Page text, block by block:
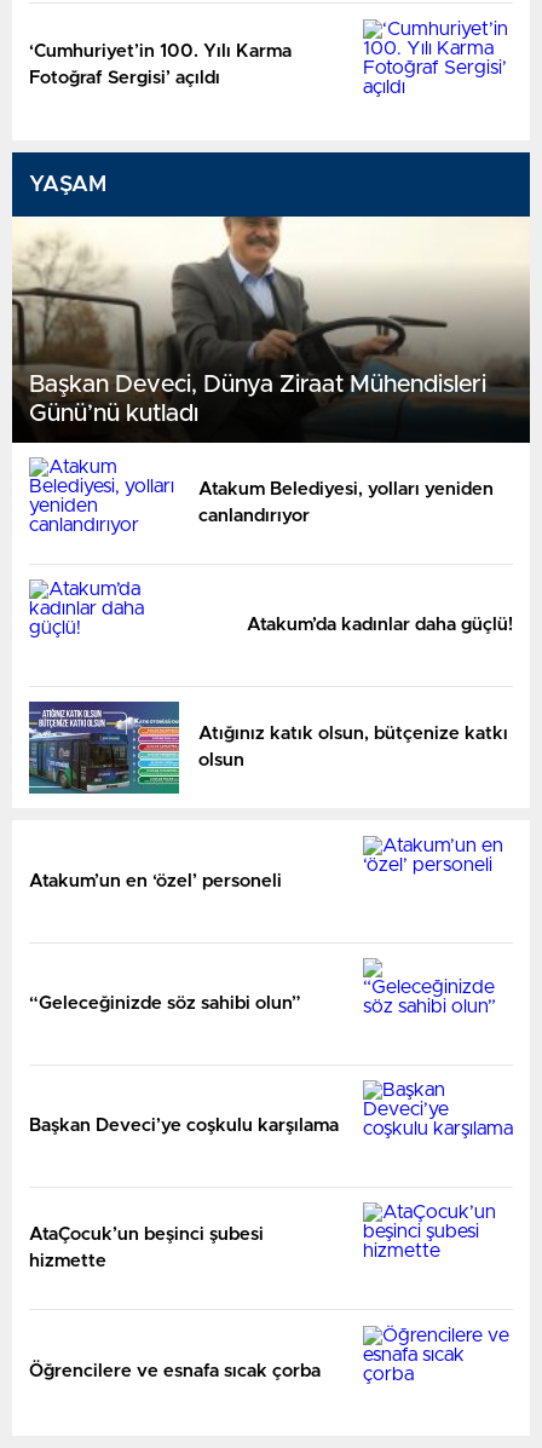
‘Cumhuriyet’in 100. Yılı Karma
Fotoğraf Sergisi’ açıldı
YAŞAM
Başkan Deveci, Dünya Ziraat Mühendisleri
Günü’nü kutladı
Atakum Belediyesi, yolları yeniden
canlandırıyor
Atakum’da kadınlar daha güçlü!
Atığınız katık olsun, bütçenize katkı
olsun
Atakum’un en ‘özel’ personeli
“Geleceğinizde söz sahibi olun”
Başkan Deveci’ye coşkulu karşılama
AtaÇocuk’un beşinci şubesi
hizmette
Öğrencilere ve esnafa sıcak çorba